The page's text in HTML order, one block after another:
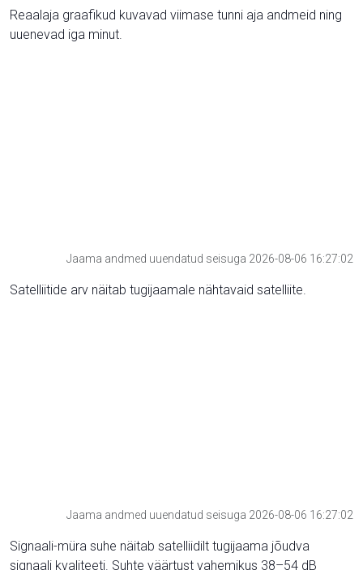
Reaalaja graafikud kuvavad viimase tunni aja andmeid ning
uuenevad iga minut.
Jaama andmed uuendatud seisuga 2026-08-06 16:27:02
Satelliitide arv näitab tugijaamale nähtavaid satelliite.
Jaama andmed uuendatud seisuga 2026-08-06 16:27:02
Signaali-müra suhe näitab satelliidilt tugijaama jõudva
signaali kvaliteeti. Suhte väärtust vahemikus 38–54 dB